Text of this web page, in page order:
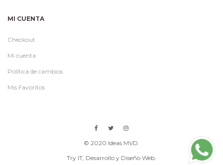
MI CUENTA
Checkout
Mi cuenta
Política de cambios
Mis Favoritos
© 2020 Ideas MVD.
Try IT , Desarrollo y Diseño Web.